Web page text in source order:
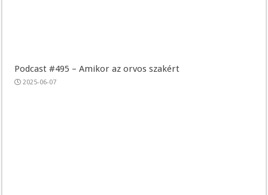
Podcast #495 – Amikor az orvos szakért
2025-06-07